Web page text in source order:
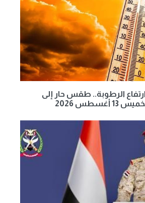
الرطوبة.. طقس حار إلى
2026